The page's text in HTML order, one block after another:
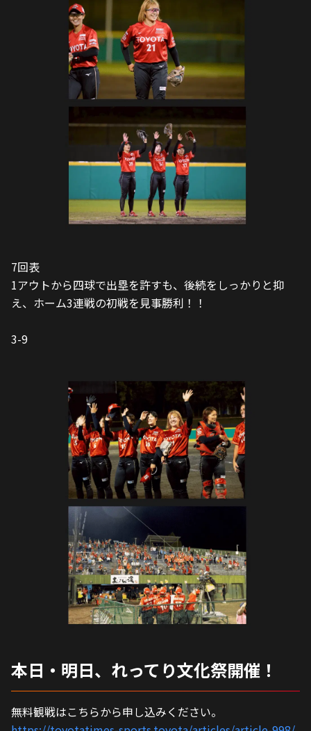
1アウトから四球で出塁を許すも、後続をしっかりと抑
え、ホーム3連戦の初戦を見事勝利！！
無料観戦はこちらから申し込みください。
https://toyotatimes-sports.toyota/articles/article-998/
レッドテリアーズ, 女子ソフトボール部, ソフトボール
関連動画
【ニトリJD.LEAGUE 2026 第10節】
2026/06/21
【ニトリJD.LEAGUE 2026 第10節】
【ニトリJD.LEAGUE 2026 第9節】